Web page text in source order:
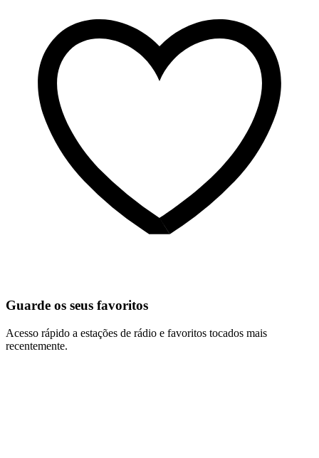
Guarde os seus favoritos
Acesso rápido a estações de rádio e favoritos tocados mais
recentemente.